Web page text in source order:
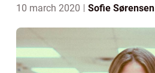
10 march 2020 Sofie Sørensen